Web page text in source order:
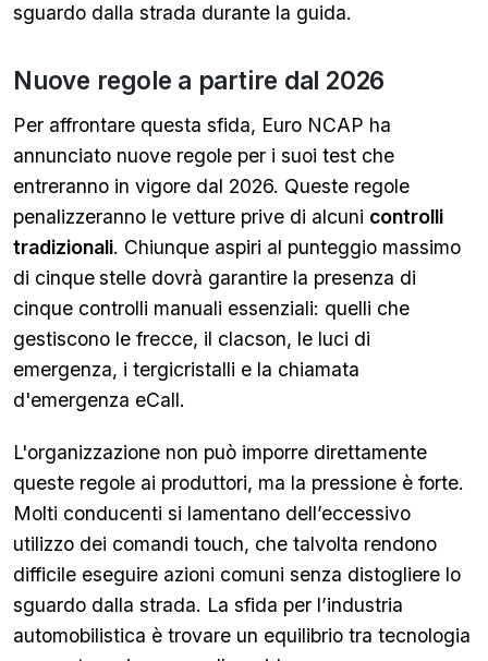
sguardo dalla strada durante la guida.
Nuove regole a partire dal 2026
Per affrontare questa sfida, Euro NCAP ha
annunciato nuove regole per i suoi test che
entreranno in vigore dal 2026. Queste regole
penalizzeranno le vetture prive di alcuni controlli
tradizionali. Chiunque aspiri al punteggio massimo
di cinquestelle dovrà garantire la presenza di
cinque controlli manuali essenziali: quelli che
gestiscono le frecce, il clacson, le luci di
emergenza, i tergicristalli e la chiamata
d'emergenza eCall.
L'organizzazione non può imporre direttamente
queste regole ai produttori, ma la pressione è forte.
Molti conducenti si lamentano dell’eccessivo
utilizzo dei comandi touch, che talvolta rendono
difficile eseguire azioni comuni senza distogliere lo
sguardo dalla strada. La sfida per l’industria
automobilistica è trovare un equilibrio tra tecnologia